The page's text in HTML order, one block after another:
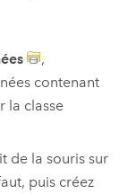
,
contenant
la classe
de la souris sur
puis créez